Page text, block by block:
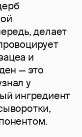
делает
и
— это
у
ингредиент